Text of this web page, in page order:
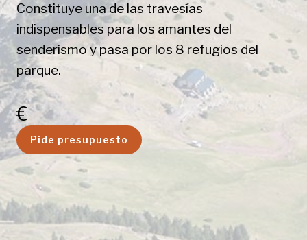
Constituye una de las travesías
indispensables para los amantes del
senderismo y pasa por los 8 refugios del
parque.
€
Pide presupuesto